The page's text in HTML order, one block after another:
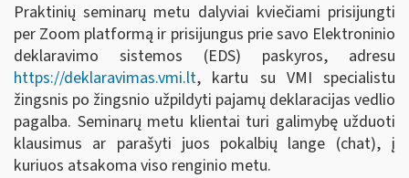
Praktinių seminarų metu dalyviai kviečiami prisijungti
per Zoom platformą ir prisijungus prie savo Elektroninio
deklaravimo sistemos (EDS) paskyros, adresu
https://deklaravimas.vmi.lt, kartu su VMI specialistu
žingsnis po žingsnio užpildyti pajamų deklaracijas vedlio
pagalba. Seminarų metu klientai turi galimybę užduoti
klausimus ar parašyti juos pokalbių lange (chat), į
kuriuos atsakoma viso renginio metu.